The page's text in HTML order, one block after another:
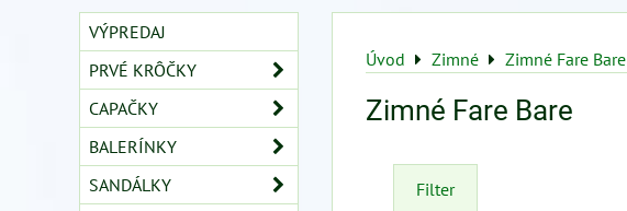
Úvod Zimné Zimné Fare Bare
Zimné Fare Bare
Filter
VÝPREDAJ
PRVÉ KRÔČKY
CAPAČKY
BALERÍNKY
SANDÁLKY